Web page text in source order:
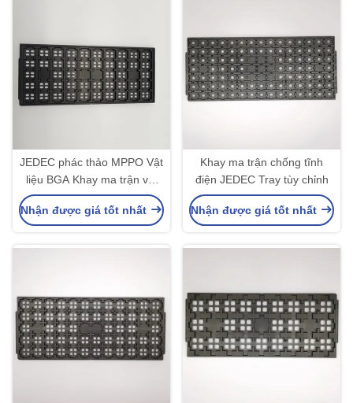
JEDEC phác thảo MPPO Vật
liệu BGA Khay ma trận với
thiết kế bỏ túi tiêu chuẩn
Nhận được giá tốt nhất
Khay ma trận chống tĩnh
điện JEDEC Tray tùy chỉnh
Nhận được giá tốt nhất